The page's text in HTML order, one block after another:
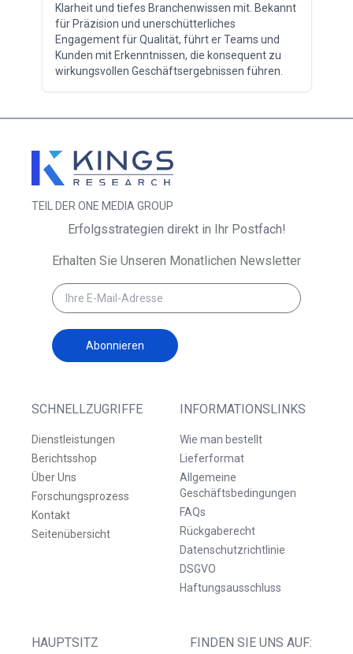
Klarheit und tiefes Branchenwissen mit. Bekannt
für Präzision und unerschütterliches
Engagement für Qualität, führt er Teams und
Kunden mit Erkenntnissen, die konsequent zu
wirkungsvollen Geschäftsergebnissen führen.
TEIL DER ONE MEDIA GROUP
SCHNELLZUGRIFFE
Dienstleistungen
Berichtsshop
Über Uns
Forschungsprozess
Kontakt
Seitenübersicht
INFORMATIONSLINKS
Wie man bestellt
Lieferformat
Allgemeine
Geschäftsbedingungen
FAQs
Rückgaberecht
Datenschutzrichtlinie
DSGVO
Haftungsausschluss
HAUPTSITZ FINDEN SIE UNS AUF:
Erfolgsstrategien direkt in Ihr Postfach!
Erhalten Sie Unseren Monatlichen Newsletter
Abonnieren